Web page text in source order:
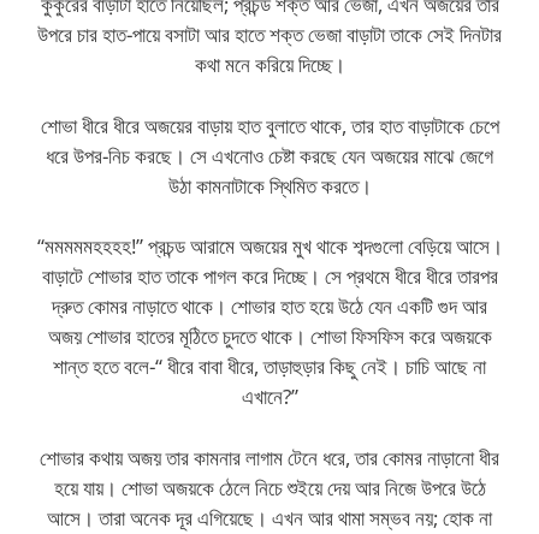
উপরে চার হাত-পায়ে বসাটা আর হাতে শক্ত ভেজা বাড়াটা তাকে সেই দিনটার
কথা মনে করিয়ে দিচ্ছে।
শোভা ধীরে ধীরে অজয়ের বাড়ায় হাত বুলাতে থাকে, তার হাত বাড়াটাকে চেপে
ধরে উপর-নিচ করছে। সে এখনোও চেষ্টা করছে যেন অজয়ের মাঝে জেগে
উঠা কামনাটাকে স্থিমিত করতে।
“মমমমমহহহহ!” প্রচন্ড আরামে অজয়ের মুখ থাকে শব্দগুলো বেড়িয়ে আসে।
বাড়াটে শোভার হাত তাকে পাগল করে দিচ্ছে। সে প্রথমে ধীরে ধীরে তারপর
দ্রুত কোমর নাড়াতে থাকে। শোভার হাত হয়ে উঠে যেন একটি গুদ আর
অজয় শোভার হাতের মূঠিতে চুদতে থাকে। শোভা ফিসফিস করে অজয়কে
শান্ত হতে বলে-“ ধীরে বাবা ধীরে, তাড়াহুড়ার কিছু নেই। চাচি আছে না
এখানে?”
শোভার কথায় অজয় তার কামনার লাগাম টেনে ধরে, তার কোমর নাড়ানো ধীর
হয়ে যায়। শোভা অজয়কে ঠেলে নিচে শুইয়ে দেয় আর নিজে উপরে উঠে
আসে। তারা অনেক দূর এগিয়েছে। এখন আর থামা সম্ভব নয়; হোক না